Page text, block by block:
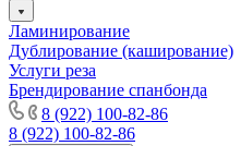
Ламинирование
Дублирование (каширование)
Услуги реза
Брендирование спанбонда
8 (922) 100-82-86
8 (922) 100-82-86